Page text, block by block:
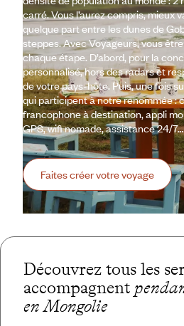
carré. Vous l’aurez compris, mieux
quelque part entre les dunes de
steppes. Avec Voyageurs, vous
chaque étape. D’abord, pour la
personnalisé, hors des radars et
de votre pays-hôte. Puis, une fois
qui participent à notre renommée :
francophone à destination, appli
GPS, wifi nomade, assistance 24/7…
Faites créer votre voyage
Découvrez tous les
accompagnent
en Mongolie